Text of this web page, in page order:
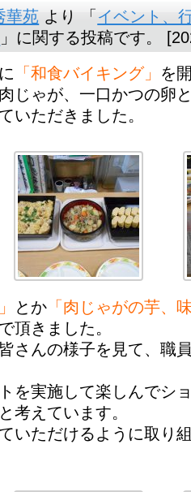
華苑 より 「 イベント、
」に関する投稿です。
「和食バイキング」 を
じゃが、一口かつの卵
いただきました。
とか 「肉じゃがの芋、
頂きました。
さんの様子を見て、職
を実施して楽しんでシ
考えています。
いただけるように取り